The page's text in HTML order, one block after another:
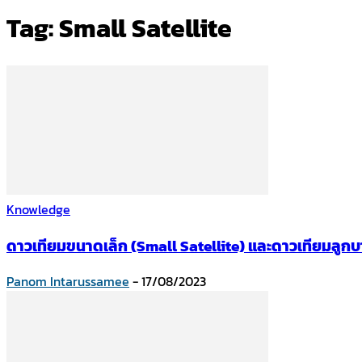
Tag: Small Satellite
Knowledge
ดาวเทียมขนาดเล็ก (Small Satellite) และดาวเทียมลูก
Panom Intarussamee -17/08/2023